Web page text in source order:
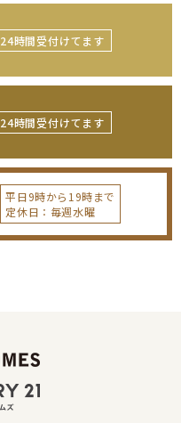
24時間受付けてます
24時間受付けてます
平日9時から19時まで
定休日：毎週水曜